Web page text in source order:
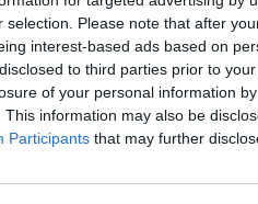
selection. Please note that after
interest-based ads based on
to third parties prior to
of your personal information
This information may also be
Participants that may further
nel prezzo
nelle aree comuni
ad Internet
convenzionato
non Coperto